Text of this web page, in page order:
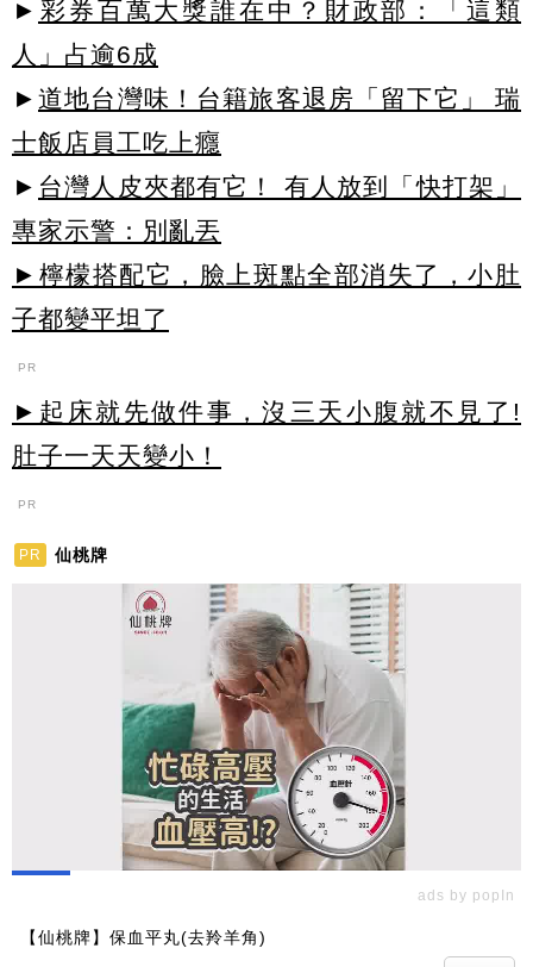
► 彩券百萬大獎誰在中？財政部：「這類
人」占逾6成
► 道地台灣味！台籍旅客退房「留下它」 瑞
士飯店員工吃上癮
► 台灣人皮夾都有它！ 有人放到「快打架」
專家示警：別亂丟
►檸檬搭配它，臉上斑點全部消失了，小肚
子都變平坦了
PR
►起床就先做件事，沒三天小腹就不見了!
肚子一天天變小！
PR
PR 仙桃牌
ads by popIn
【仙桃牌】保血平丸(去羚羊角)